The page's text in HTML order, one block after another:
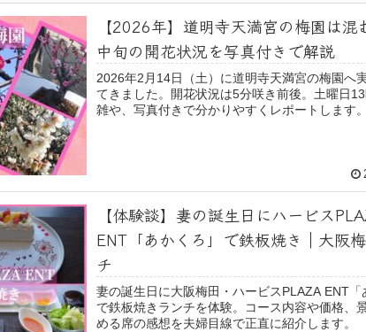
【2026年】道明寺天満宮の梅園は混
中旬の開花状況を写真付きで解説
2026年2月14日（土）に道明寺天満宮の梅園へ
てきました。開花状況は5分咲き前後。土曜日
雑や、写真付きで分かりやすくレポートします。
【体験談】妻の誕生日にハービス
ENT「あかくろ」で鉄板焼き｜大阪
チ
妻の誕生日に大阪梅田・ハービスPLAZA ENT「
で鉄板焼きランチを体験。コース内容や価格、
める席の感想を夫婦目線で正直に紹介します。